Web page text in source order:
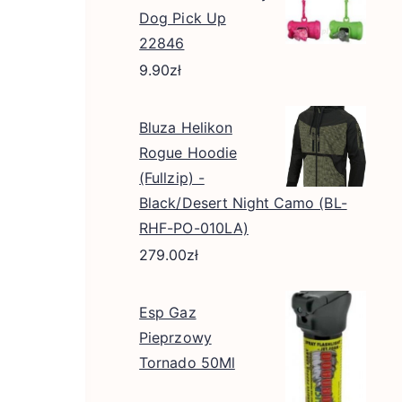
Dog Pick Up
22846
9.90zł
Bluza Helikon
Rogue Hoodie
(Fullzip) -
Black/Desert Night Camo (BL-
RHF-PO-010LA)
279.00zł
Esp Gaz
Pieprzowy
Tornado 50Ml